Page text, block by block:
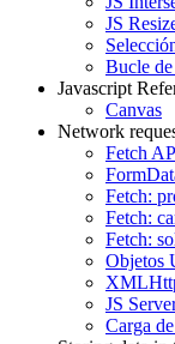
JS
Bucle de
Javascript
Canvas
Network
Fetch
Fetch:
Fetch:
Fetch:
Objetos
JS
Carga